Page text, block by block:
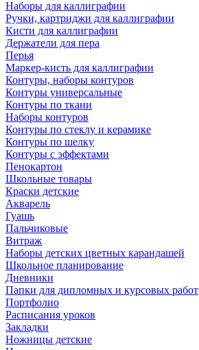
Наборы для каллиграфии
Ручки, картриджи для каллиграфии
Кисти для каллиграфии
Держатели для пера
Перья
Маркер-кисть для каллиграфии
Контуры, наборы контуров
Контуры универсальные
Контуры по ткани
Наборы контуров
Контуры по стеклу и керамике
Контуры по шелку
Контуры с эффектами
Пенокартон
Школьные товары
Краски детские
Акварель
Гуашь
Пальчиковые
Витраж
Наборы детских цветных карандашей
Школьное планирование
Дневники
Папки для дипломных и курсовых работ
Портфолио
Расписания уроков
Закладки
Ножницы детские